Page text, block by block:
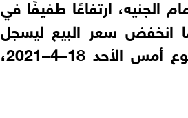
الجنيه، ارتفاعًا طفيفًا في
جنيه، بينما انخفض سعر البيع ليسجل
52.2382 جنيه، فى بداية تعاملات الأسبوع أمس الأحد 18–4–2021،